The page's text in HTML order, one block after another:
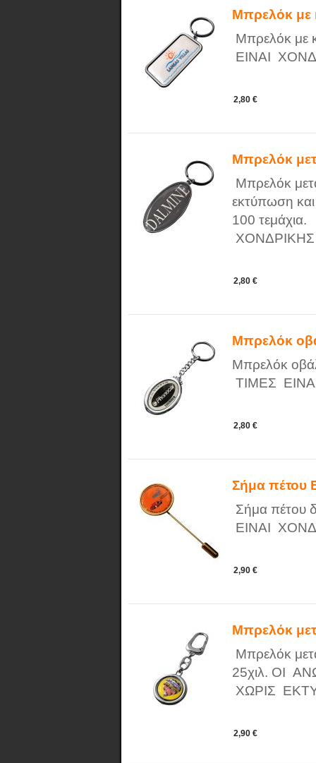
Μπρελόκ με
Μπρελόκ με
ΕΙΝΑΙ
2,80 €
Μπρελόκ
Μπρελόκ
εκτύπωση
100
2,80 €
Μπρελόκ
Μπρελόκ
ΤΙΜΕΣ
2,80 €
Σήμα πέτου
Σήμα πέτου
ΕΙΝΑΙ
2,90 €
Μπρελόκ
Μπρελόκ
25χιλ. ΟΙ
ΧΩΡΙΣ
2,90 €